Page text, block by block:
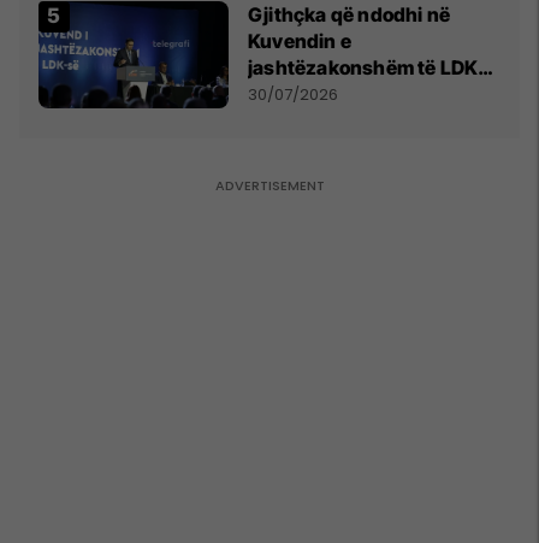
Gjithçka që ndodhi në
Kuvendin e
jashtëzakonshëm të LDK-
së
30/07/2026